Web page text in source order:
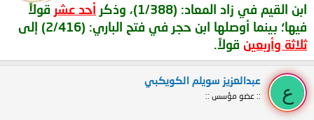
ابن القيم في زاد المعاد: (1/388)، وذكر
أحد عشر قولاً
فيها؛ بينما أوصلها ابن حجر في فتح الباري: (2/416) إلى
ثلاثة وأربعين قولاً.
ع
عبدالعزيز سويلم الكويكبي
:: عضو مؤسس ::